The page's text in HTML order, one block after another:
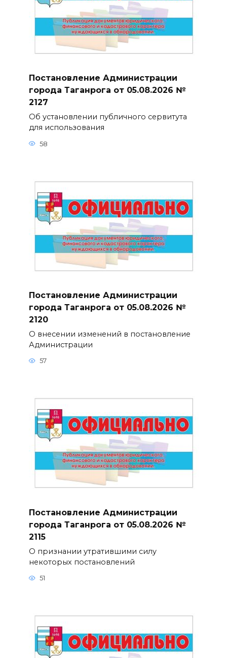
Постановление Администрации
города Таганрога от 05.08.2026 №
2127
Об установлении публичного сервитута
для использования
58
Постановление Администрации
города Таганрога от 05.08.2026 №
2120
О внесении изменений в постановление
Администрации
57
Постановление Администрации
города Таганрога от 05.08.2026 №
2115
О признании утратившими силу
некоторых постановлений
51